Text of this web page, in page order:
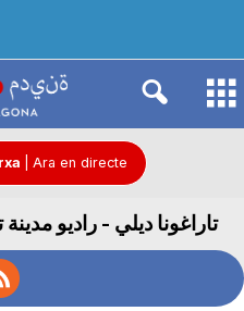
d
Ara en directe
تاراغونا ديلي - راديو مدينة